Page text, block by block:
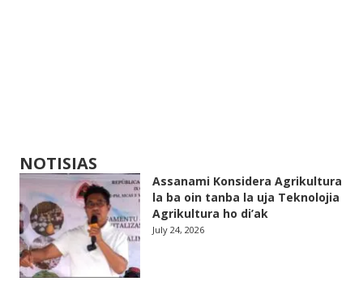
NOTISIAS
Assanami Konsidera Agrikultura
la ba oin tanba la uja Teknolojia
Agrikultura ho di’ak
July 24, 2026